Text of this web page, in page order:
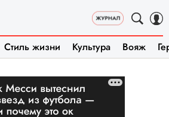
Стиль жизни Культура Вояж